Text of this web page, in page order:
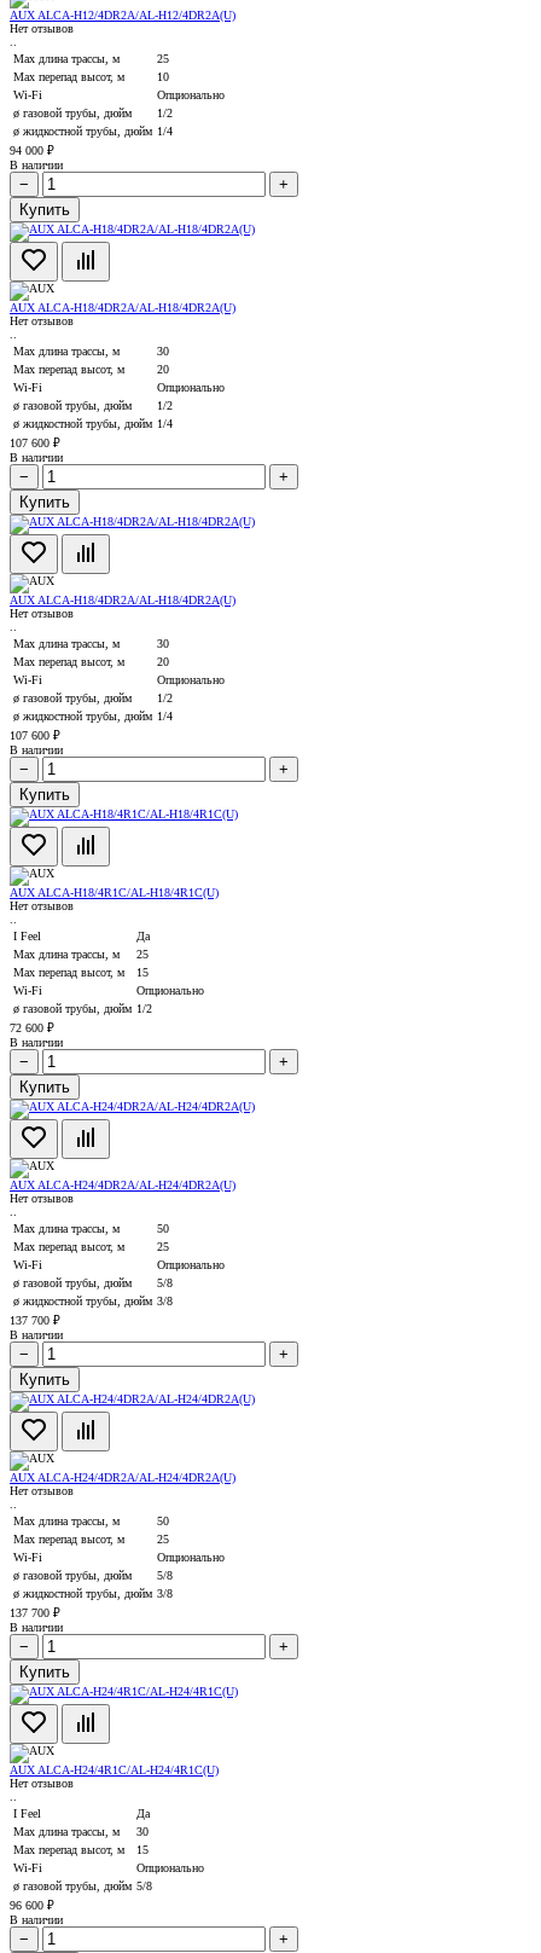
AUX ALCA-H12/4DR2А/AL-H12/4DR2A(U)
Нет отзывов
..
Max длина трассы, м
25
Max перепад высот, м
10
Wi-Fi
Опционально
ø газовой трубы, дюйм
1/2
ø жидкостной трубы, дюйм 1/4
94 000 ₽
В наличии
−
+
Купить
AUX ALCA-H18/4DR2А/AL-H18/4DR2A(U)
Нет отзывов
..
Max длина трассы, м
30
Max перепад высот, м
20
Wi-Fi
Опционально
ø газовой трубы, дюйм
1/2
ø жидкостной трубы, дюйм 1/4
107 600 ₽
В наличии
−
+
Купить
AUX ALCA-H18/4DR2А/AL-H18/4DR2A(U)
Нет отзывов
..
Max длина трассы, м
30
Max перепад высот, м
20
Wi-Fi
Опционально
ø газовой трубы, дюйм
1/2
ø жидкостной трубы, дюйм 1/4
107 600 ₽
В наличии
−
+
Купить
AUX ALCA-H18/4R1С/AL-H18/4R1С(U)
Нет отзывов
..
I Feel
Да
Max длина трассы, м
25
Max перепад высот, м
15
Wi-Fi
Опционально
ø газовой трубы, дюйм 1/2
72 600 ₽
В наличии
−
+
Купить
AUX ALCA-H24/4DR2А/AL-H24/4DR2A(U)
Нет отзывов
..
Max длина трассы, м
50
Max перепад высот, м
25
Wi-Fi
Опционально
ø газовой трубы, дюйм
5/8
ø жидкостной трубы, дюйм 3/8
137 700 ₽
В наличии
−
+
Купить
AUX ALCA-H24/4DR2А/AL-H24/4DR2A(U)
Нет отзывов
..
Max длина трассы, м
50
Max перепад высот, м
25
Wi-Fi
Опционально
ø газовой трубы, дюйм
5/8
ø жидкостной трубы, дюйм 3/8
137 700 ₽
В наличии
−
+
Купить
AUX ALCA-H24/4R1С/AL-H24/4R1С(U)
Нет отзывов
..
I Feel
Да
Max длина трассы, м
30
Max перепад высот, м
15
Wi-Fi
Опционально
ø газовой трубы, дюйм 5/8
96 600 ₽
В наличии
− +